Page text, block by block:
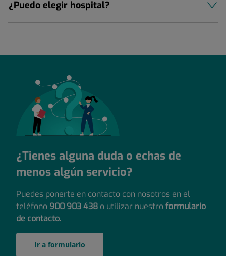
¿Puedo elegir hospital?
¿Tienes alguna duda o echas de
menos algún servicio?
Puedes ponerte en contacto con nosotros en el
teléfono 900 903 438 o utilizar nuestroformulario
de contacto.
Ir a formulario